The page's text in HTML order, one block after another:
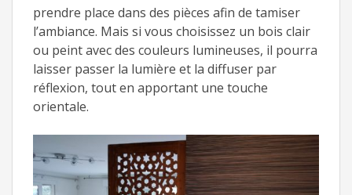
prendre place dans des pièces afin de tamiser
l’ambiance. Mais si vous choisissez un bois clair
ou peint avec des couleurs lumineuses, il pourra
laisser passer la lumière et la diffuser par
réflexion, tout en apportant une touche
orientale.